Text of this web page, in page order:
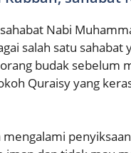
Nabi
salah satu
budak sebelum
Quraisy yang